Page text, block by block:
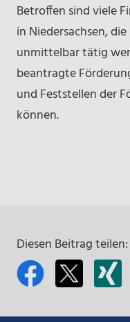
Betroffen sind viele
in Niedersachsen,
unmittelbar tätig
beantragte
und Feststellen der
können.
Diesen Beitrag teilen: